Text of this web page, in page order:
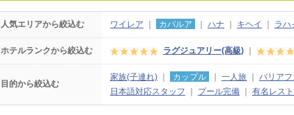
人気エリアから絞込む ワイレア カパルア ハナ キヘイ ラハ
ホテルランクから絞込む ラグジュアリー(高級)
目的から絞込む
家族(子連れ) カップル 一人旅 バリアフ
日本語対応スタッフ
プール完備 有名レス